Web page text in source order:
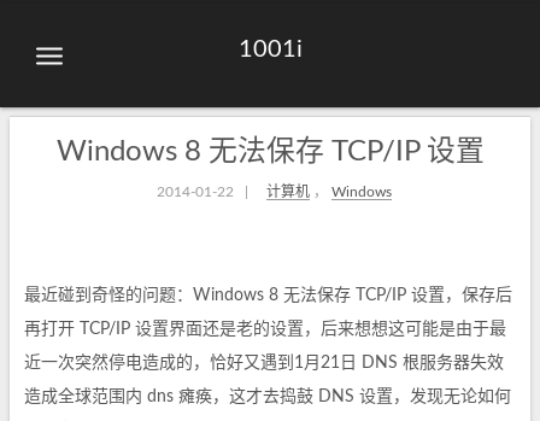
1001i
Windows 8 无法保存 TCP/IP 设置
2014-01-22 计算机， Windows
最近碰到奇怪的问题：Windows 8 无法保存 TCP/IP 设置，保存后
再打开 TCP/IP 设置界面还是老的设置，后来想想这可能是由于最
近一次突然停电造成的，恰好又遇到1月21日 DNS 根服务器失效
造成全球范围内 dns 瘫痪，这才去捣鼓 DNS 设置，发现无论如何